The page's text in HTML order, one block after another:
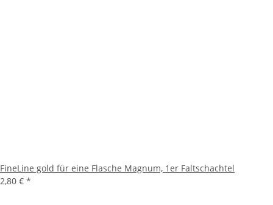
FineLine gold für eine Flasche Magnum, 1er Faltschachtel
2,80 € *